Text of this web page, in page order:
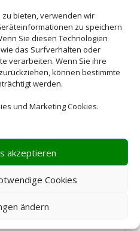
zu bieten, verwenden wir
zu speichern
Sie diesen Technologien
das Surfverhalten oder
verarbeiten. Wenn Sie ihre
können bestimmte
werden.
und Marketing Cookies.
akzeptieren
Cookies
ändern